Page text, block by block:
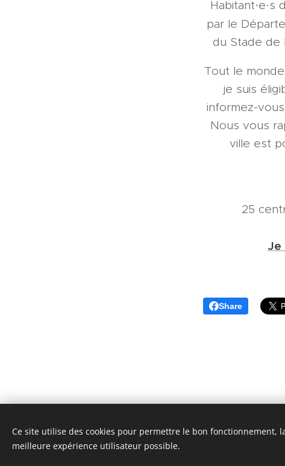
Habitant·e·s
par le
du Stade de
Tout le
je suis
informez-
Nous vous
ville est
25
Je
Share
© 2018
Ce site utilise des cookies pour permettre le bon fonctionnement,
meilleure expérience utilisateur possible.